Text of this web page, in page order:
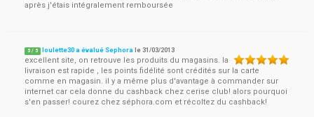
après j'étais intégralement remboursée
5 / 5 loulette30 a évalué Sephora le31/03/2013
excellent site, on retrouve les produits du magasins. la
livraison est rapide , les points fidélité sont crédités sur la carte
comme en magasin. il y a même plus d'avantage à commander sur
internet car cela donne du cashback chez cerise club! alors pourquoi
s'en passer! courez chez séphora.com et récoltez du cashback!